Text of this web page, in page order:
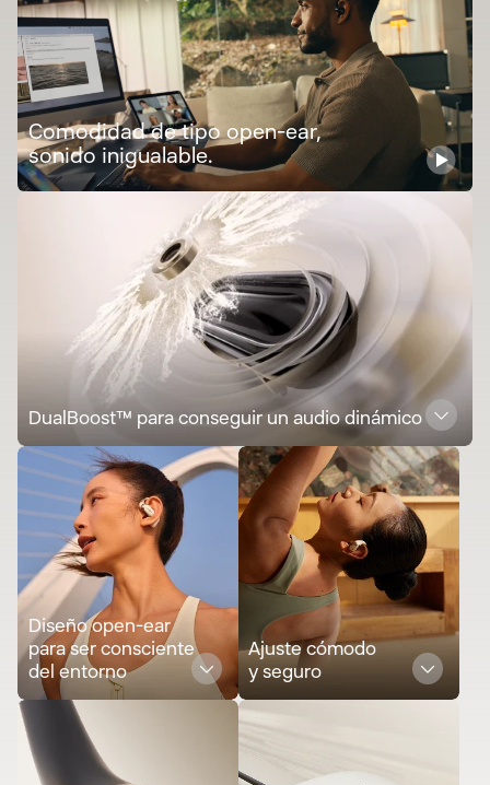
Comodidad de tipo open-ear,
sonido inigualable.
DualBoost™ para conseguir un audio dinámico
Diseño open-ear
para ser consciente
del entorno
Ajuste cómodo
y seguro